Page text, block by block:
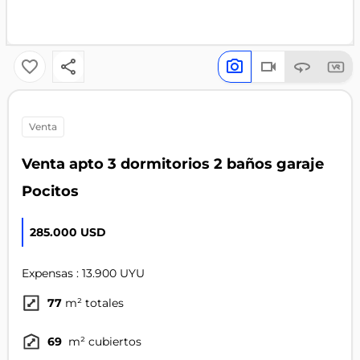
venta
Venta apto 3 dormitorios 2 baños garaje
Pocitos
285.000 USD
Expensas : 13.900 UYU
77 m² totales
69 m² cubiertos